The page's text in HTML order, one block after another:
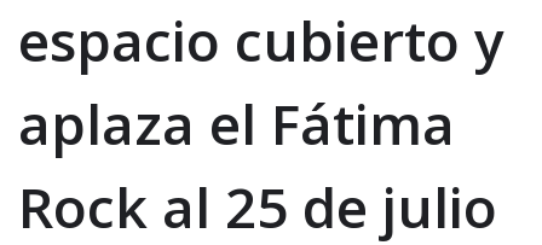
espacio cubierto y
aplaza el Fátima
Rock al 25 de julio